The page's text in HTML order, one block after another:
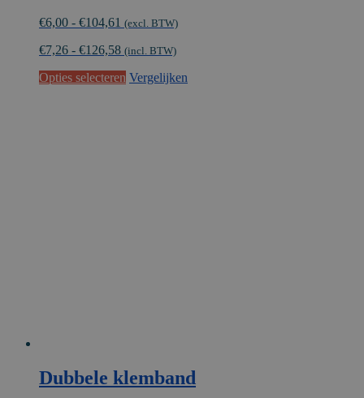
€6,00 - €104,61 Prijsklasse:
tot
(excl. BTW)
€7,26 - €126,58 (incl. BTW)
Opties selecteren Dit
Vergelijken
Dubbele klemband